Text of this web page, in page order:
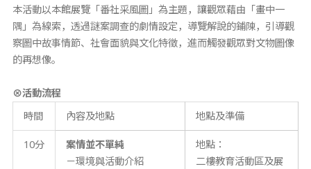
本活動以本館展覽「番社采風圖」為主題，讓觀眾藉由「畫中一
隅」為線索，透過謎案調查的劇情設定，導覽解說的鋪陳，引導觀
察圖中故事情節、社會面貌與文化特徵，進而觸發觀眾對文物圖像
的再想像。
⊗活動流程
時間
內容及地點 地點及準備
10分
案情並不單純
－環境與活動介紹
地點：
二樓教育活動區及展